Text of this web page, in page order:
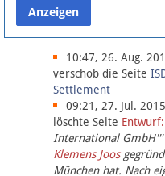
Datenschutz
Über Lobbypedia
Impressum
10:47, 26. Aug.
verschob die Seite
Settlement
09:21, 27. Jul. 2015
löschte Seite
International GmbH'''
Klemens Joos
München hat. Nach